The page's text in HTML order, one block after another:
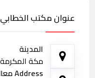
عنوان مكتب
المدينة
مكة المكرمة
Address معالم الطريق